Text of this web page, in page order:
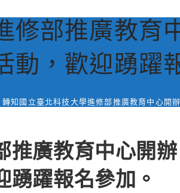
修部推廣教育
動，歡迎踴躍
轉知國立臺北科技大學進修部推廣教育中心開
推廣教育中心開
躍報名參加。